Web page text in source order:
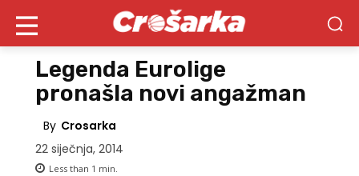
Legenda Eurolige
pronašla novi angažman
By Crosarka
22 siječnja, 2014
Less than 1 min.